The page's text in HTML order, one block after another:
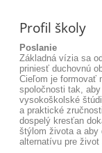
Profil školy
Poslanie
Základná vízia sa
priniesť duchovnú
Cieľom je formovať
spoločnosti tak,
vysokoškolské
a praktické
dospelý kresťan
štýlom života a aby
alternatívu pre život